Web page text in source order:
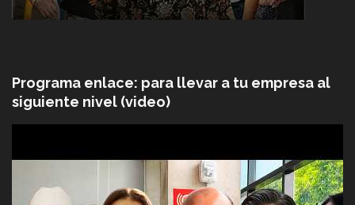
Programa enlace: para llevar a tu empresa al
siguiente nivel (video)